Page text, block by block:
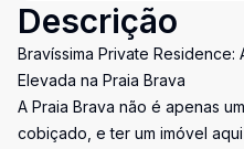
Descrição
Bravíssima Private Residence:
Elevada na Praia Brava
A Praia Brava não é apenas
cobiçado, e ter um imóvel